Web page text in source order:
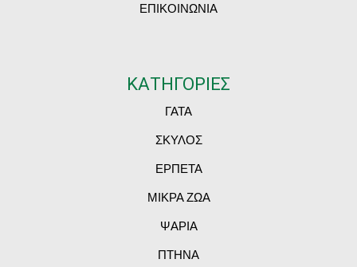
ΕΠΙΚΟΙΝΩΝΙΑ
ΚΑΤΗΓΟΡΙΕΣ
ΓΑΤΑ
ΣΚΥΛΟΣ
ΕΡΠΕΤΑ
ΜΙΚΡΑ ΖΩΑ
ΨΑΡΙΑ
ΠΤΗΝΑ